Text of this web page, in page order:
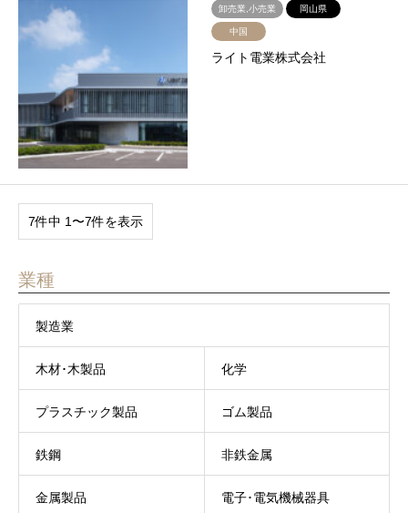
卸売業,小売業 岡山県
中国
ライト電業株式会社
7件中 1〜7件を表示
業種
製造業
木材･木製品 化学
プラスチック製品 ゴム製品
鉄鋼 非鉄金属
金属製品 電子･電気機械器具